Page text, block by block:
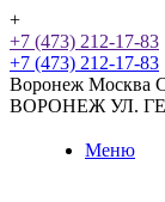
+
+7 (473) 212-17-83
+7 (473) 212-17-83
Воронеж Москва
ВОРОНЕЖ УЛ.
Меню